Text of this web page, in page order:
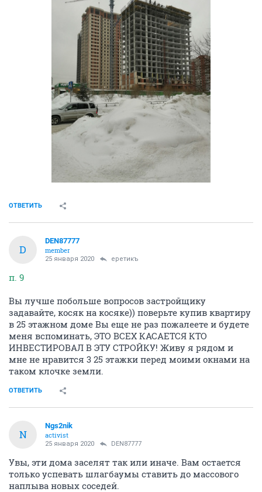
ОТВЕТИТЬ
D
DEN87777
member
25 января 2020 еретикъ
п. 9
Вы лучше побольше вопросов застройщику
задавайте, косяк на косяке)) поверьте купив квартиру
в 25 этажном доме Вы еще не раз пожалеете и будете
меня вспоминать, ЭТО ВСЕХ КАСАЕТСЯ КТО
ИНВЕСТИРОВАЛ В ЭТУ СТРОЙКУ! Живу я рядом и
мне не нравится 3 25 этажки перед моими окнами на
таком клочке земли.
ОТВЕТИТЬ
N
Ngs2nik
activist
25 января 2020 DEN87777
Увы, эти дома заселят так или иначе. Вам остается
только успевать шлагбаумы ставить до массового
наплыва новых соседей.